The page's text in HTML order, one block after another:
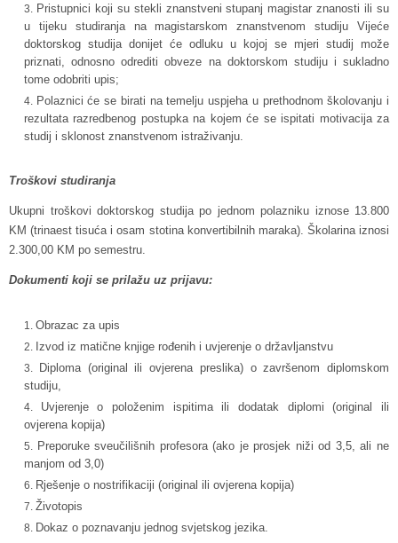
Pristupnici koji su stekli znanstveni stupanj magistar znanosti ili su
u tijeku studiranja na magistarskom znanstvenom studiju Vijeće
doktorskog studija donijet će odluku u kojoj se mjeri studij može
priznati, odnosno odrediti obveze na doktorskom studiju i sukladno
tome odobriti upis;
Polaznici će se birati na temelju uspjeha u prethodnom školovanju i
rezultata razredbenog postupka na kojem će se ispitati motivacija za
studij i sklonost znanstvenom istraživanju.
Troškovi studiranja
Ukupni troškovi doktorskog studija po jednom polazniku iznose 13.800
KM (trinaest tisuća i osam stotina konvertibilnih maraka). Školarina iznosi
2.300,00 KM po semestru.
Dokumenti koji se prilažu uz prijavu:
Obrazac za upis
Izvod iz matične knjige rođenih i uvjerenje o državljanstvu
Diploma (original ili ovjerena preslika) o završenom diplomskom
studiju,
Uvjerenje o položenim ispitima ili dodatak diplomi (original ili
ovjerena kopija)
Preporuke sveučilišnih profesora (ako je prosjek niži od 3,5, ali ne
manjom od 3,0)
Rješenje o nostrifikaciji (original ili ovjerena kopija)
Životopis
Dokaz o poznavanju jednog svjetskog jezika.